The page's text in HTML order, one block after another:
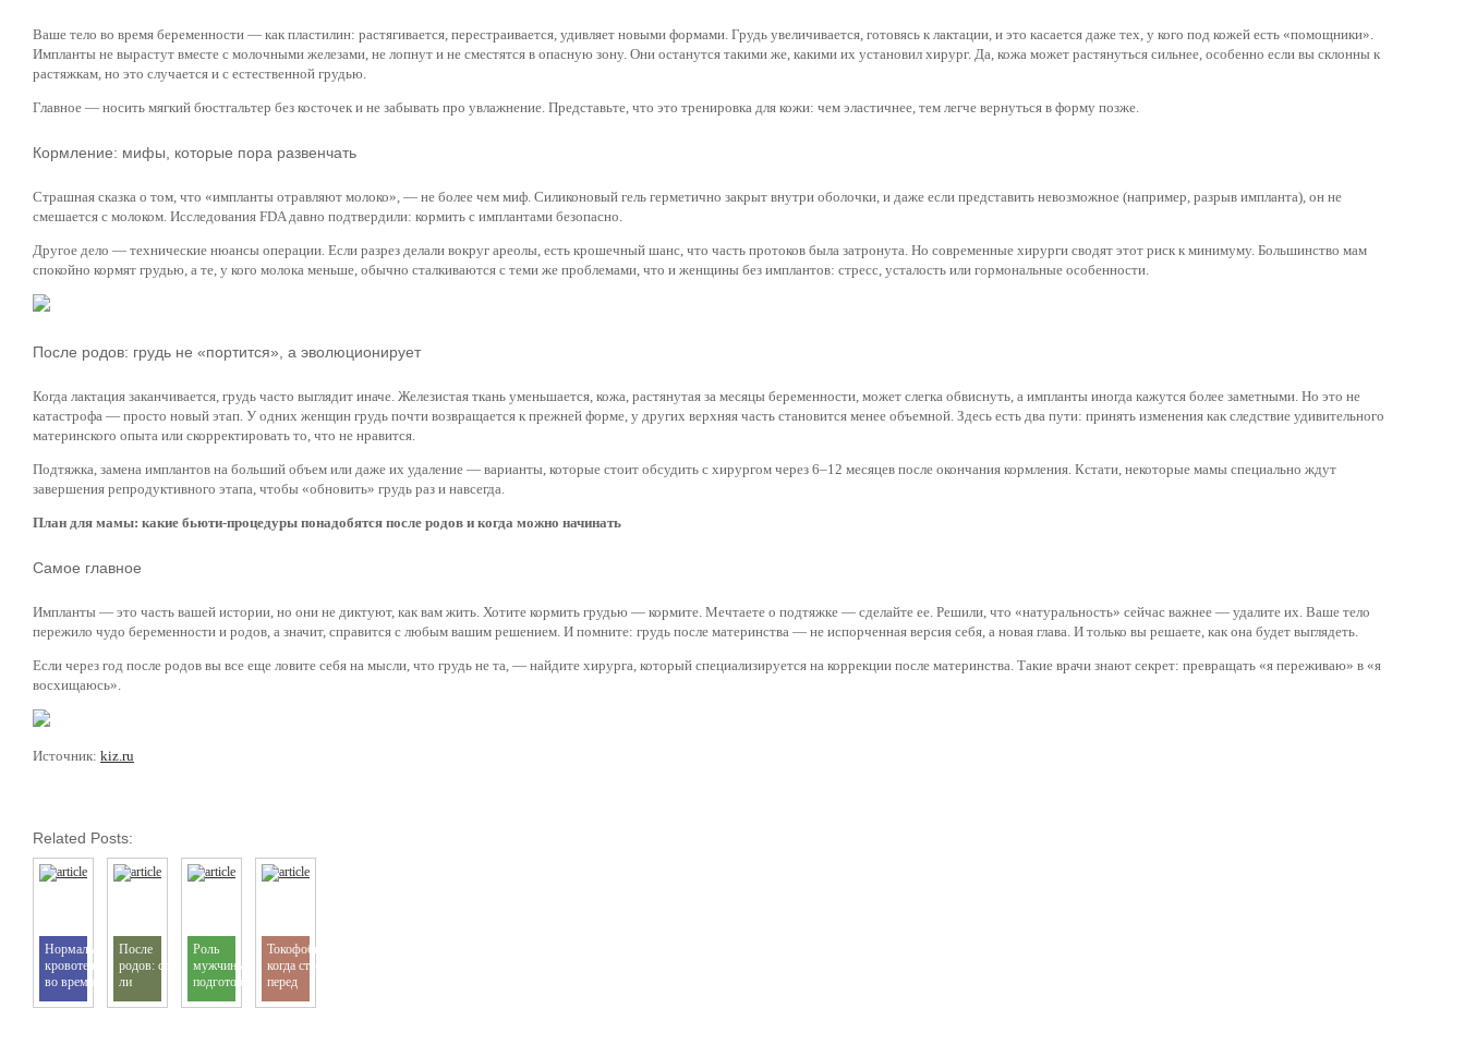
Ваше тело во время беременности — как пластилин: растягивается, перестраивается, удивляет новыми формами. Грудь увеличивается, готовясь к лактации, и это касается даже тех, у кого под кожей есть «помощники».
Импланты не вырастут вместе с молочными железами, не лопнут и не сместятся в опасную зону. Они останутся такими же, какими их установил хирург. Да, кожа может растянуться сильнее, особенно если вы склонны к
растяжкам, но это случается и с естественной грудью.
Главное — носить мягкий бюстгальтер без косточек и не забывать про увлажнение. Представьте, что это тренировка для кожи: чем эластичнее, тем легче вернуться в форму позже.
Кормление: мифы, которые пора развенчать
Страшная сказка о том, что «импланты отравляют молоко», — не более чем миф. Силиконовый гель герметично закрыт внутри оболочки, и даже если представить невозможное (например, разрыв импланта), он не
смешается с молоком. Исследования FDA давно подтвердили: кормить с имплантами безопасно.
Другое дело — технические нюансы операции. Если разрез делали вокруг ареолы, есть крошечный шанс, что часть протоков была затронута. Но современные хирурги сводят этот риск к минимуму. Большинство мам
спокойно кормят грудью, а те, у кого молока меньше, обычно сталкиваются с теми же проблемами, что и женщины без имплантов: стресс, усталость или гормональные особенности.
После родов: грудь не «портится», а эволюционирует
Когда лактация заканчивается, грудь часто выглядит иначе. Железистая ткань уменьшается, кожа, растянутая за месяцы беременности, может слегка обвиснуть, а импланты иногда кажутся более заметными. Но это не
катастрофа — просто новый этап. У одних женщин грудь почти возвращается к прежней форме, у других верхняя часть становится менее объемной. Здесь есть два пути: принять изменения как следствие удивительного
материнского опыта или скорректировать то, что не нравится.
Подтяжка, замена имплантов на больший объем или даже их удаление — варианты, которые стоит обсудить с хирургом через 6–12 месяцев после окончания кормления. Кстати, некоторые мамы специально ждут
завершения репродуктивного этапа, чтобы «обновить» грудь раз и навсегда.
План для мамы: какие бьюти-процедуры понадобятся после родов и когда можно начинать
Самое главное
Импланты — это часть вашей истории, но они не диктуют, как вам жить. Хотите кормить грудью — кормите. Мечтаете о подтяжке — сделайте ее. Решили, что «натуральность» сейчас важнее — удалите их. Ваше тело
пережило чудо беременности и родов, а значит, справится с любым вашим решением. И помните: грудь после материнства — не испорченная версия себя, а новая глава. И только вы решаете, как она будет выглядеть.
Если через год после родов вы все еще ловите себя на мысли, что грудь не та, — найдите хирурга, который специализируется на коррекции после материнства. Такие врачи знают секрет: превращать «я переживаю» в «я
восхищаюсь».
Источник: kiz.ru
Related Posts:
Нормально ли
кровотечение
во время
беременности?
После
родов: стоит
ли
использовать
Роль
мужчины в
подготовке к
беременности:
Токофобия:
когда страх
перед
родами